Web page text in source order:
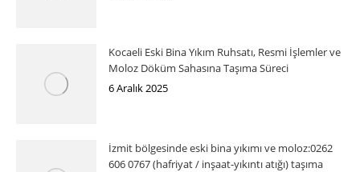
Kocaeli Eski Bina Yıkım Ruhsatı, Resmi İşlemler ve
Moloz Döküm Sahasına Taşıma Süreci
6 Aralık 2025
İzmit bölgesinde eski bina yıkımı ve moloz:0262
606 0767 (hafriyat / inşaat-yıkıntı atığı) taşıma